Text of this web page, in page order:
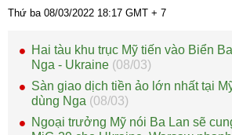
Thứ ba 08/03/2022 18:17 GMT + 7
Hai tàu khu trục Mỹ tiến vào Biển
Nga - Ukraine (08/03)
Sàn giao dịch tiền ảo lớn nhất tại
dùng Nga (08/03)
Ngoại trưởng Mỹ nói Ba Lan sẽ